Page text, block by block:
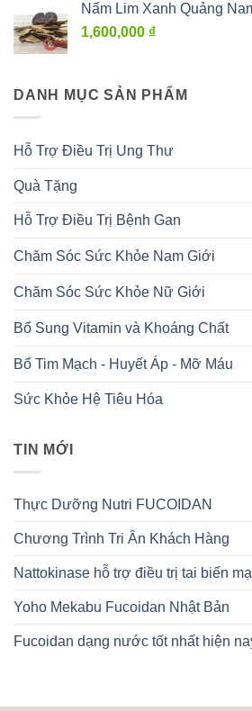
2,200,000 ₫.là:
Nấm Lim Xanh Quảng
1,600,000 ₫
DANH MỤC SẢN PHẨM
Hỗ Trợ Điều Trị Ung Thư
Quà Tặng
Hỗ Trợ Điều Trị Bệnh Gan
Chăm Sóc Sức Khỏe Nam Giới
Chăm Sóc Sức Khỏe Nữ Giới
Bổ Sung Vitamin và Khoáng Chất
Bổ Tim Mạch - Huyết Áp - Mỡ Máu
Sức Khỏe Hệ Tiêu Hóa
TIN MỚI
Thực Dưỡng Nutri FUCOIDAN
Chương Trình Tri Ân Khách Hàng
Nattokinase hỗ trợ điều trị tai biến
Yoho Mekabu Fucoidan Nhật Bản
Fucoidan dạng nước tốt nhất hiện